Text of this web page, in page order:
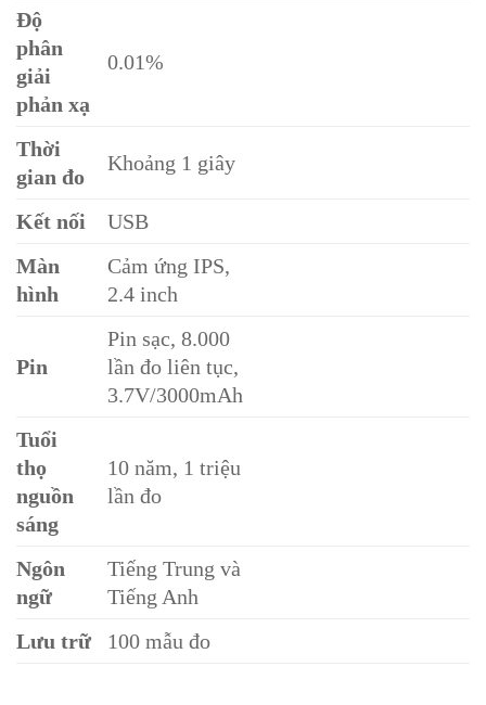
Độ
phân
giải
phản xạ
0.01%
Thời
gian đo
Khoảng 1 giây
Kết nối
USB
Màn
hình
Cảm ứng IPS,
2.4 inch
Pin
Pin sạc, 8.000
lần đo liên tục,
3.7V/3000mAh
Tuổi
thọ
nguồn
sáng
10 năm, 1 triệu
lần đo
Ngôn
ngữ
Tiếng Trung và
Tiếng Anh
Lưu trữ
100 mẫu đo